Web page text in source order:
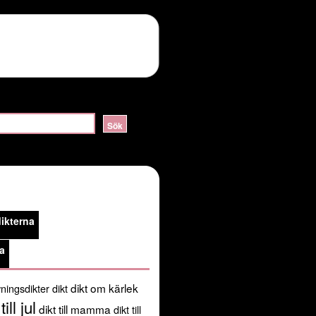
alert handshake failure in
share/pear:/usr/share/php') in
diktdikt om kärlek
jul dikt till mamma dikt till